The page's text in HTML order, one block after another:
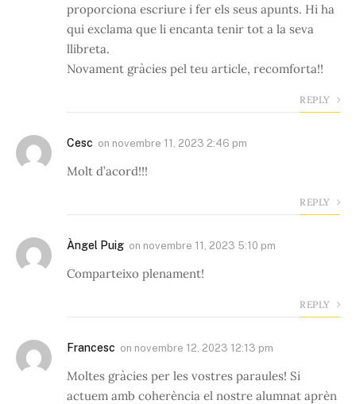
proporciona escriure i fer els seus apunts. Hi ha
qui exclama que li encanta tenir tot a la seva
llibreta.
Novament gràcies pel teu article, recomforta!!
REPLY
Cesc on novembre 11, 2023 2:46 pm
Molt d’acord!!!
REPLY
Àngel Puig on novembre 11, 2023 5:10 pm
Comparteixo plenament!
REPLY
Francesc on novembre 12, 2023 12:13 pm
Moltes gràcies per les vostres paraules! Si
actuem amb coherència el nostre alumnat aprèn